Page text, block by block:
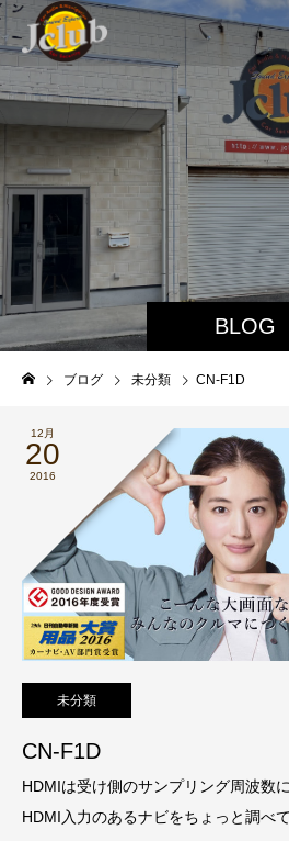
BLOG
ブログ 未分類 CN-F1D
12月
20
2016
未分類
CN-F1D
HDMIは受け側のサンプリング周波数
HDMI入力のあるナビをちょっと調べて